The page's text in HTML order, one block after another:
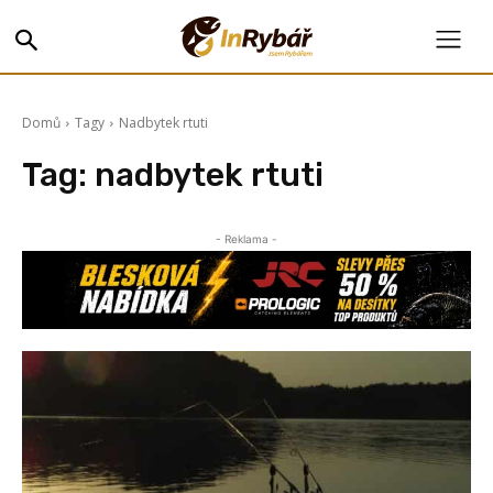
Domů Tagy Nadbytek rtuti
Tag: nadbytek rtuti
- Reklama -